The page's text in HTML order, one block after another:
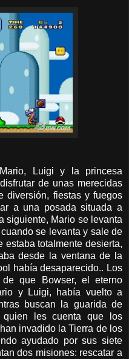
Luigi y la princesa
de unas merecidas
diversión, fiestas y fuegos
a una posada situada a
siguiente, Mario se levanta
se levanta y sale de
estaba totalmente desierta,
desde la ventana de la
había desaparecido.. Los
que Bowser, el eterno
y Luigi, había vuelto a
buscan la guarida de
les cuenta que los
invadido la Tierra de los
ayudado por sus siete
dos misiones: rescatar a